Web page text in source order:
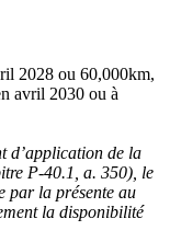
2028 ou 60,000km,
avril 2030 ou à
d’application de la
P-40.1, a. 350), le
par la présente au
la disponibilité